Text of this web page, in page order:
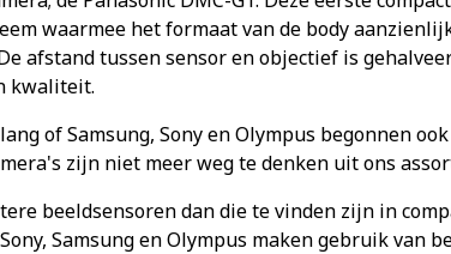
waarmee het formaat van de body
afstand tussen sensor en objectief is
kwaliteit.
of Samsung, Sony en Olympus begonnen
zijn niet meer weg te denken uit ons
beeldsensoren dan die te vinden zijn in
Samsung en Olympus maken gebruik van